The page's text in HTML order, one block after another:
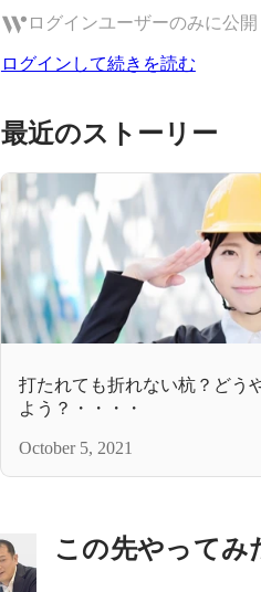
ログインユーザーのみに公開
ログインして続きを読む
最近のストーリー
打たれても折れない杭？どう
よう？・・・・
October 5, 2021
この先やってみ